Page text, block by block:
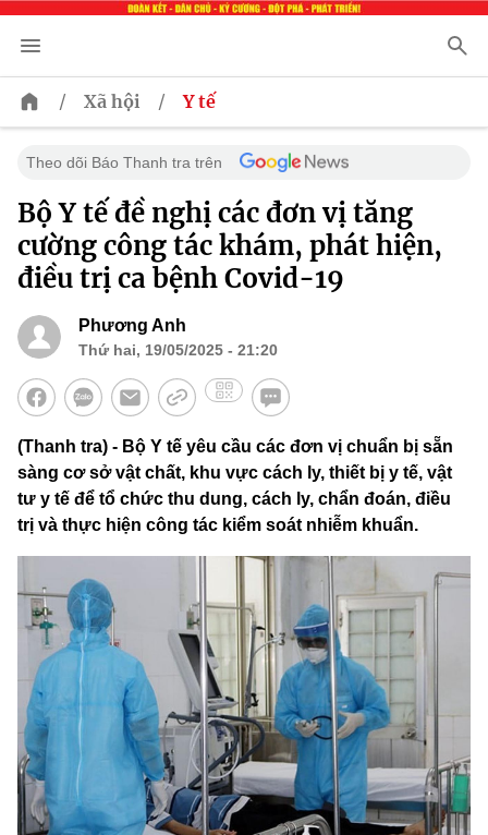
/ Xã hội / Y tế
Theo dõi Báo Thanh tra trên
Bộ Y tế đề nghị các đơn vị tăng
cường công tác khám, phát hiện,
điều trị ca bệnh Covid-19
Phương Anh
Thứ hai, 19/05/2025 - 21:20
(Thanh tra) - Bộ Y tế yêu cầu các đơn vị chuẩn bị sẵn
sàng cơ sở vật chất, khu vực cách ly, thiết bị y tế, vật
tư y tế để tổ chức thu dung, cách ly, chẩn đoán, điều
trị và thực hiện công tác kiểm soát nhiễm khuẩn.